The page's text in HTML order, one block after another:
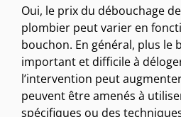
Oui, le prix du débouchage
plombier peut varier en
bouchon. En général, plus le
important et difficile à
l’intervention peut
peuvent être amenés à
spécifiques ou des